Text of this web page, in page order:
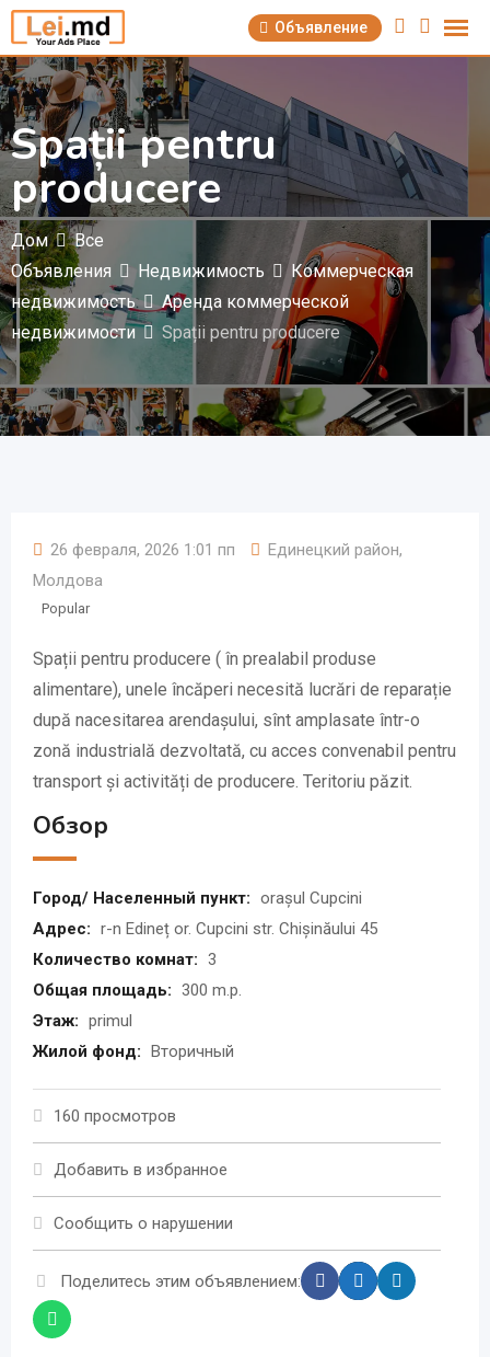
Перейти
содержимому
Объявление
Spații pentru
producere
Дом
Все
Объявления
Недвижимость
Коммерческая
недвижимость
Аренда коммерческой
недвижимости
Spații pentru producere
26 февраля, 2026 1:01 пп Единецкий район,
Молдова
Popular
Spații pentru producere ( în prealabil produse
alimentare), unele încăperi necesită lucrări de reparație
după nacesitarea arendașului, sînt amplasate într-o
zonă industrială dezvoltată, cu acces convenabil pentru
transport și activități de producere. Teritoriu păzit.
Обзор
Город/ Населенный пункт: orașul Cupcini
Адрес: r-n Edineț or. Cupcini str. Chișinăului 45
Количество комнат: 3
Общая площадь: 300 m.p.
Этаж: primul
Жилой фонд: Вторичный
160 просмотров
Добавить в избранное
Сообщить о нарушении
Поделитесь этим объявлением: